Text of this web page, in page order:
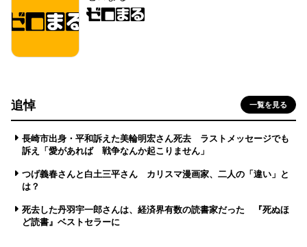
追悼 一覧を見る
長崎市出身・平和訴えた美輪明宏さん死去 ラストメッセージでも
訴え「愛があれば 戦争なんか起こりません」
つげ義春さんと白土三平さん カリスマ漫画家、二人の「違い」と
は？
死去した丹羽宇一郎さんは、経済界有数の読書家だった 『死ぬほ
ど読書』ベストセラーに